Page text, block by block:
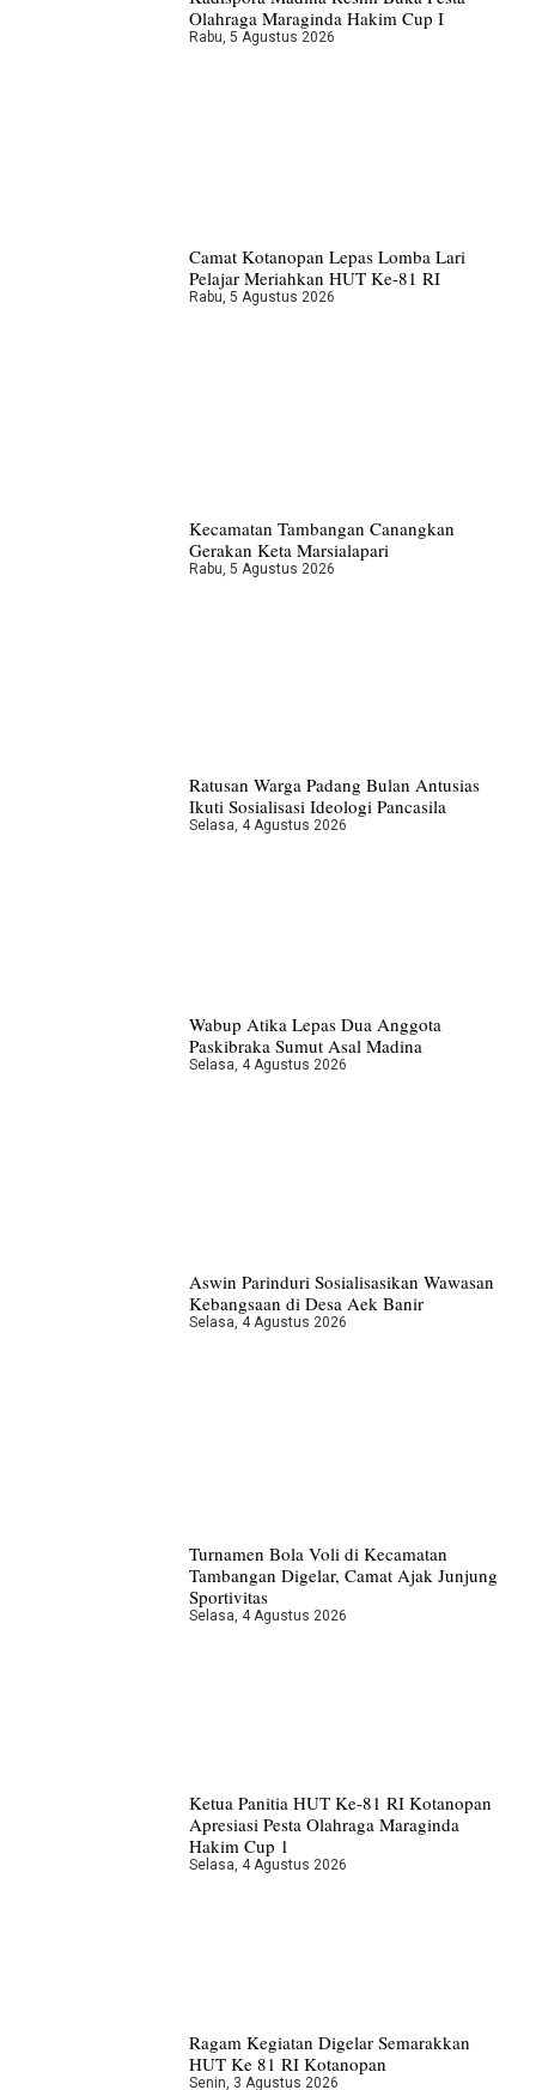
Olahraga Maraginda Hakim Cup I
Rabu, 5 Agustus 2026
Camat Kotanopan Lepas Lomba Lari
Pelajar Meriahkan HUT Ke-81 RI
Rabu, 5 Agustus 2026
Kecamatan Tambangan Canangkan
Gerakan Keta Marsialapari
Rabu, 5 Agustus 2026
Ratusan Warga Padang Bulan Antusias
Ikuti Sosialisasi Ideologi Pancasila
Selasa, 4 Agustus 2026
Wabup Atika Lepas Dua Anggota
Paskibraka Sumut Asal Madina
Selasa, 4 Agustus 2026
Aswin Parinduri Sosialisasikan Wawasan
Kebangsaan di Desa Aek Banir
Selasa, 4 Agustus 2026
Turnamen Bola Voli di Kecamatan
Tambangan Digelar, Camat Ajak Junjung
Sportivitas
Selasa, 4 Agustus 2026
Ketua Panitia HUT Ke-81 RI Kotanopan
Apresiasi Pesta Olahraga Maraginda
Hakim Cup 1
Selasa, 4 Agustus 2026
Ragam Kegiatan Digelar Semarakkan
HUT Ke 81 RI Kotanopan
Senin, 3 Agustus 2026